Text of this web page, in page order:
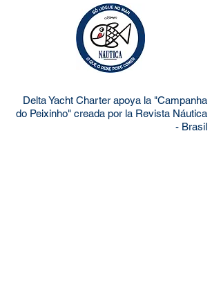
Delta Yacht Charter apoya la "Campanha
do Peixinho" creada por la Revista Náutica
- Brasil